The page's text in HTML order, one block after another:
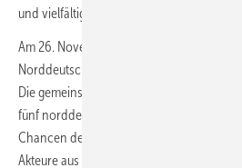
und vielfältige Networking-Möglichkeiten.
Am 26. November findet sie statt, die dritte
Norddeutschen Wasserstoffkonferenz
Die gemeinsame Veranstaltung der
fünf norddeutschen Bundesländern
Chancen der Region im Bereich
Akteure aus Wirtschaft, Politik und